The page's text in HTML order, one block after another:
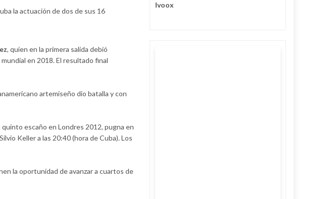
la actuación de dos de sus 16
, quien en la primera salida debió
en 2018. El resultado final
artemiseño dio batalla y con
escaño en Londres 2012, pugna en
Keller a las 20:40 (hora de Cuba). Los
la oportunidad de avanzar a cuartos de
Ivoox